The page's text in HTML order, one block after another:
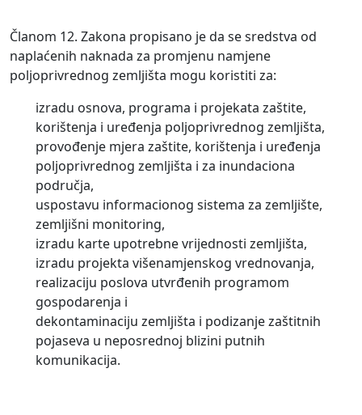
Članom 12. Zakona propisano je da se sredstva od
naplaćenih naknada za promjenu namjene
poljoprivrednog zemljišta mogu koristiti za:
izradu osnova, programa i projekata zaštite,
korištenja i uređenja poljoprivrednog zemljišta,
provođenje mjera zaštite, korištenja i uređenja
poljoprivrednog zemljišta i za inundaciona
područja,
uspostavu informacionog sistema za zemljište,
zemljišni monitoring,
izradu karte upotrebne vrijednosti zemljišta,
izradu projekta višenamjenskog vrednovanja,
realizaciju poslova utvrđenih programom
gospodarenja i
dekontaminaciju zemljišta i podizanje zaštitnih
pojaseva u neposrednoj blizini putnih
komunikacija.